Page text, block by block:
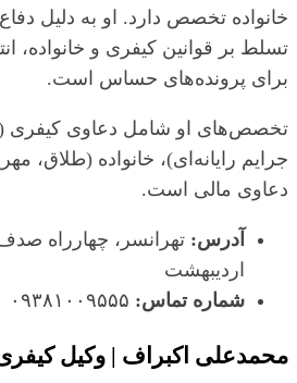
خانواده تخصص دارد. او به دلیل
تسلط بر قوانین کیفری و خانواده،
برای پرونده‌های حساس است.
تخصص‌های او شامل دعاوی کیفری
جرایم رایانه‌ای)، خانواده (طلاق،
دعاوی مالی است.
آدرس: تهرانسر، چهارراه
اردیبهشت
شماره تماس:
محمدعلی اکبراف | وکیل